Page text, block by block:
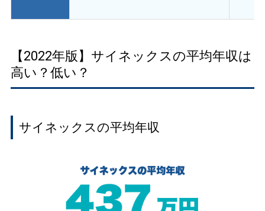
【2022年版】サイネックスの平均年収は
高い？低い？
サイネックスの平均年収